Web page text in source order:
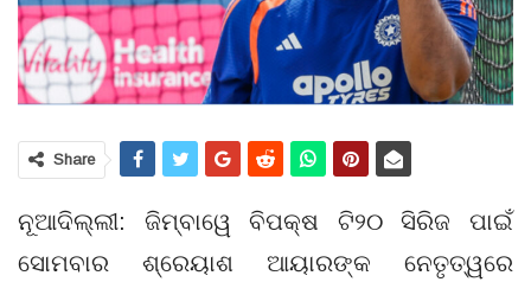
Share
ନୂଆଦିଲ୍ଲୀ: ଜିମ୍ବାୱେ ବିପକ୍ଷ ଟି୨୦ ସିରିଜ ପାଇଁ
ସୋମବାର ଶ୍ରେୟାଶ ଆୟାରଙ୍କ ନେତୃତ୍ୱରେ